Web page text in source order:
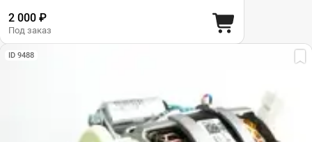
2 000 ₽
Под заказ
ID 9488